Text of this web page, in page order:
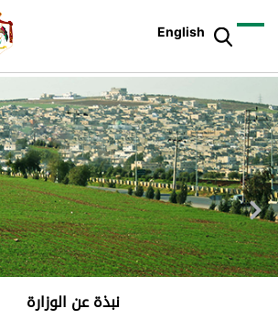
English
نبذة عن الوزارة